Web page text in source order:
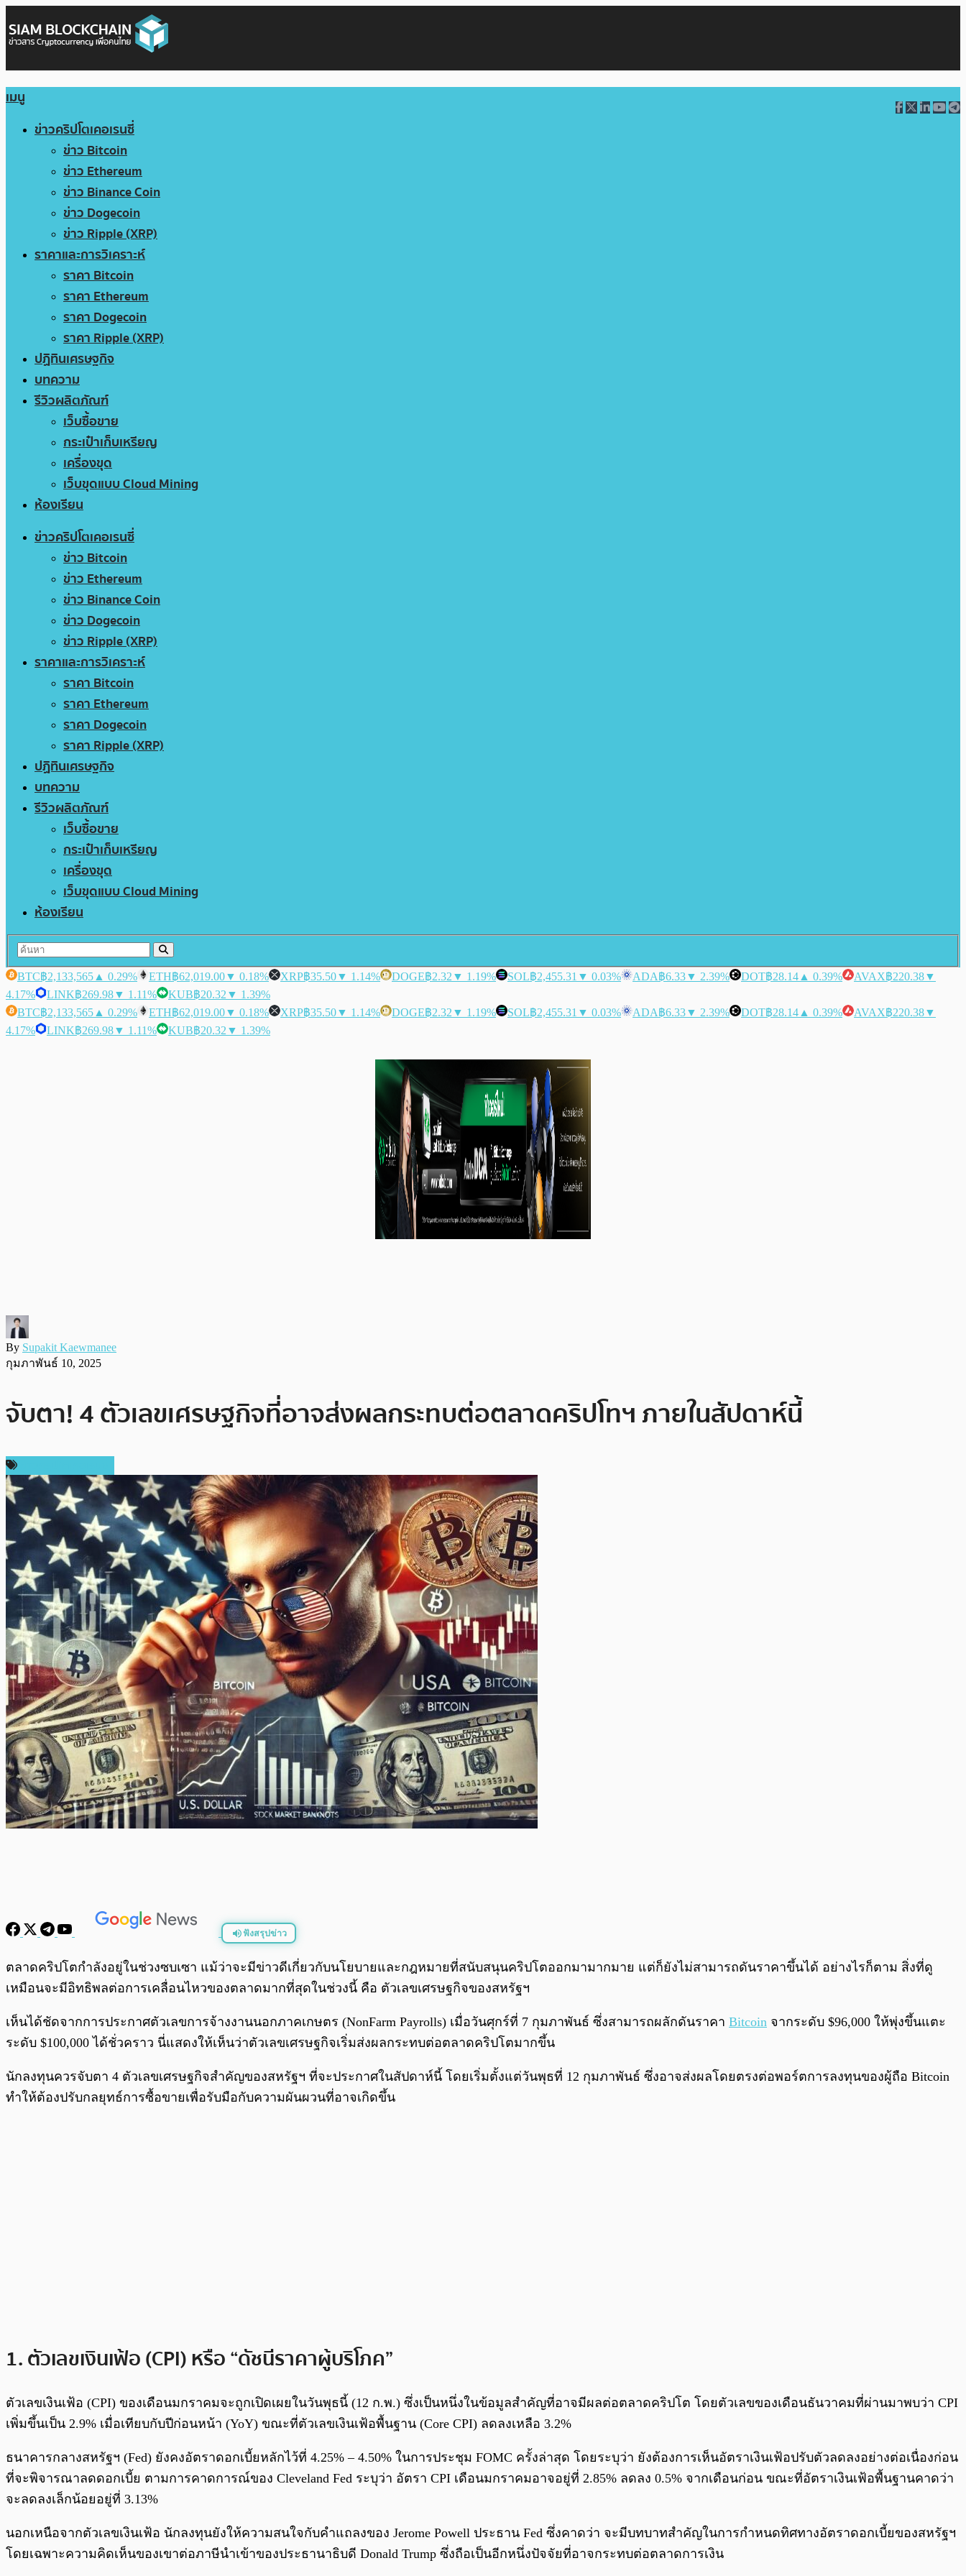
เมนู
ข่าวคริปโตเคอเรนซี่
ข่าว Bitcoin
ข่าว Ethereum
ข่าว Binance Coin
ข่าว Dogecoin
ข่าว Ripple (XRP)
ราคาและการวิเคราะห์
ราคา Bitcoin
ราคา Ethereum
ราคา Dogecoin
ราคา Ripple (XRP)
ปฏิทินเศรษฐกิจ
บทความ
รีวิวผลิตภัณฑ์
เว็บซื้อขาย
กระเป๋าเก็บเหรียญ
เครื่องขุด
เว็บขุดแบบ Cloud Mining
ห้องเรียน
ข่าวคริปโตเคอเรนซี่
ข่าว Bitcoin
ข่าว Ethereum
ข่าว Binance Coin
ข่าว Dogecoin
ข่าว Ripple (XRP)
ราคาและการวิเคราะห์
ราคา Bitcoin
ราคา Ethereum
ราคา Dogecoin
ราคา Ripple (XRP)
ปฏิทินเศรษฐกิจ
บทความ
รีวิวผลิตภัณฑ์
เว็บซื้อขาย
กระเป๋าเก็บเหรียญ
เครื่องขุด
เว็บขุดแบบ Cloud Mining
ห้องเรียน
BTC฿2,133,565 ▲ 0.29% ETH฿62,019.00▼ 0.18% XRP฿35.50▼ 1.14% DOGE฿2.32 ▼ 1.19% SOL฿2,455.31 ▼ 0.03% ADA฿6.33▼ 2.39% DOT฿28.14 ▲ 0.39% AVAX฿220.38▼
4.17%
LINK฿269.98▼ 1.11% KUB฿20.32 ▼ 1.39%
BTC฿2,133,565 ▲ 0.29% ETH฿62,019.00▼ 0.18% XRP฿35.50▼ 1.14% DOGE฿2.32 ▼ 1.19% SOL฿2,455.31 ▼ 0.03% ADA฿6.33▼ 2.39% DOT฿28.14 ▲ 0.39% AVAX฿220.38▼
4.17%
LINK฿269.98▼ 1.11% KUB฿20.32 ▼ 1.39%
By Supakit Kaewmanee
กุมภาพันธ์ 10, 2025
จับตา! 4 ตัวเลขเศรษฐกิจที่อาจส่งผลกระทบต่อตลาดคริปโทฯ ภายในสัปดาห์นี้
ฟังสรุปข่าว
พร้อมเล่น 0:00 0:00
ตลาดคริปโตกำลังอยู่ในช่วงซบเซา แม้ว่าจะมีข่าวดีเกี่ยวกับนโยบายและกฎหมายที่สนับสนุนคริปโตออกมามากมาย แต่ก็ยังไม่สามารถดันราคาขึ้นได้ อย่างไรก็ตาม สิ่งที่ดู
เหมือนจะมีอิทธิพลต่อการเคลื่อนไหวของตลาดมากที่สุดในช่วงนี้ คือ ตัวเลขเศรษฐกิจของสหรัฐฯ
เห็นได้ชัดจากการประกาศตัวเลขการจ้างงานนอกภาคเกษตร (NonFarm Payrolls) เมื่อวันศุกร์ที่ 7 กุมภาพันธ์ ซึ่งสามารถผลักดันราคา Bitcoin จากระดับ $96,000 ให้พุ่งขึ้นแตะ
ระดับ $100,000 ได้ชั่วคราว นี่แสดงให้เห็นว่าตัวเลขเศรษฐกิจเริ่มส่งผลกระทบต่อตลาดคริปโตมากขึ้น
นักลงทุนควรจับตา 4 ตัวเลขเศรษฐกิจสำคัญของสหรัฐฯ ที่จะประกาศในสัปดาห์นี้ โดยเริ่มตั้งแต่วันพุธที่ 12 กุมภาพันธ์ ซึ่งอาจส่งผลโดยตรงต่อพอร์ตการลงทุนของผู้ถือ Bitcoin
ทำให้ต้องปรับกลยุทธ์การซื้อขายเพื่อรับมือกับความผันผวนที่อาจเกิดขึ้น
1. ตัวเลขเงินเฟ้อ (CPI) หรือ “ดัชนีราคาผู้บริโภค”
ตัวเลขเงินเฟ้อ (CPI) ของเดือนมกราคมจะถูกเปิดเผยในวันพุธนี้ (12 ก.พ.) ซึ่งเป็นหนึ่งในข้อมูลสำคัญที่อาจมีผลต่อตลาดคริปโต โดยตัวเลขของเดือนธันวาคมที่ผ่านมาพบว่า CPI
เพิ่มขึ้นเป็น 2.9% เมื่อเทียบกับปีก่อนหน้า (YoY) ขณะที่ตัวเลขเงินเฟ้อพื้นฐาน (Core CPI) ลดลงเหลือ 3.2%
ธนาคารกลางสหรัฐฯ (Fed) ยังคงอัตราดอกเบี้ยหลักไว้ที่ 4.25% – 4.50% ในการประชุม FOMC ครั้งล่าสุด โดยระบุว่า ยังต้องการเห็นอัตราเงินเฟ้อปรับตัวลดลงอย่างต่อเนื่องก่อน
ที่จะพิจารณาลดดอกเบี้ย ตามการคาดการณ์ของ Cleveland Fed ระบุว่า อัตรา CPI เดือนมกราคมอาจอยู่ที่ 2.85% ลดลง 0.5% จากเดือนก่อน ขณะที่อัตราเงินเฟ้อพื้นฐานคาดว่า
จะลดลงเล็กน้อยอยู่ที่ 3.13%
นอกเหนือจากตัวเลขเงินเฟ้อ นักลงทุนยังให้ความสนใจกับคำแถลงของ Jerome Powell ประธาน Fed ซึ่งคาดว่า จะมีบทบาทสำคัญในการกำหนดทิศทางอัตราดอกเบี้ยของสหรัฐฯ
โดยเฉพาะความคิดเห็นของเขาต่อภาษีนำเข้าของประธานาธิบดี Donald Trump ซึ่งถือเป็นอีกหนึ่งปัจจัยที่อาจกระทบต่อตลาดการเงิน